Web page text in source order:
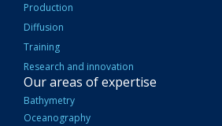
Production
Diffusion
Training
Research and innovation
Our areas of expertise
Bathymetry
Oceanography